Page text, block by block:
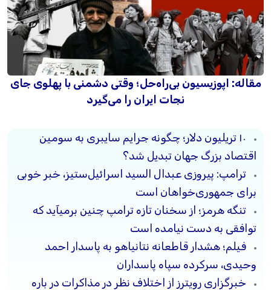
مقاله: اپوزیسیون بی‌راه‌حل؛ وقتی دشمنی با پهلوی جای
نجات ایران را می‌گیرد
۱۰ تریلیون دلار؛ چگونه جرایم سایبری به سومین
اقتصاد بزرگ جهان تبدیل شد؟
ترامپ: پیروزی عبدال السید اسرائیل‌ستیز، خبر خوبی
برای جمهوری‌خواهان است
تنگه هرمز؛ از سخنان تازه ترامپ چنین برمیآید که
توافقی به دست نیامده است
فیلم؛ هشدار قاطعانه نتانیاهو به پاسدار احمد
وحیدی، سرکرده سپاه پاسداران
خبرگزاری رویترز از اختلاف نظر در مذاکرات در باره